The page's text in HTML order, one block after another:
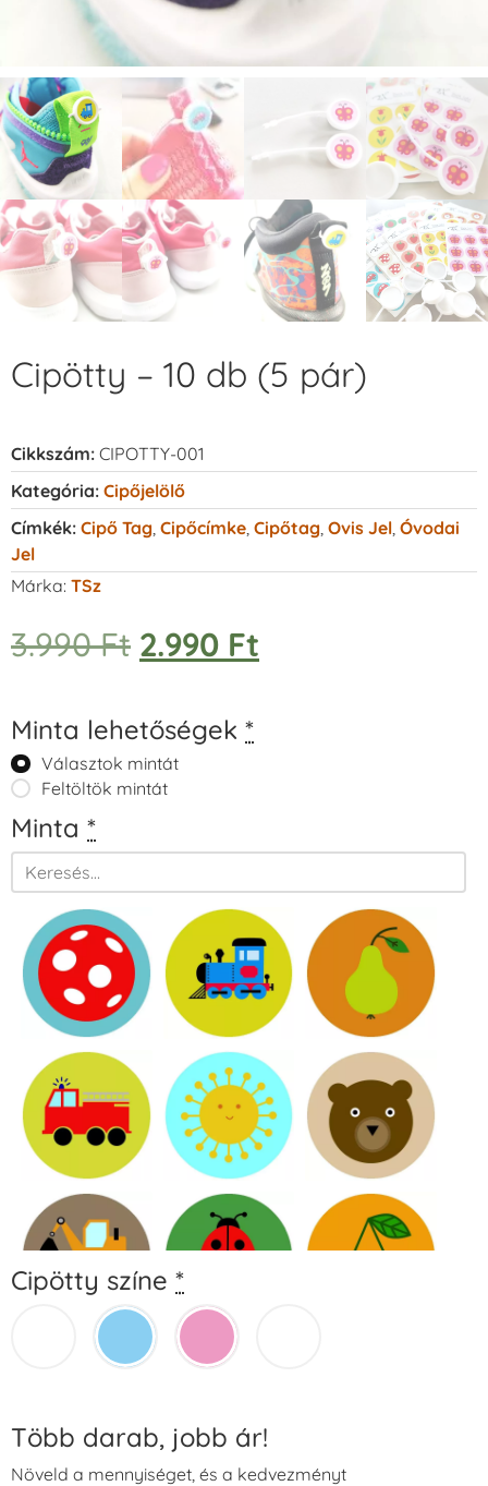
Cipötty – 10 db (5 pár)
Cikkszám: CIPOTTY-001
Kategória: Cipőjelölő
Címkék: Cipő Tag Cipőcímke Cipőtag Ovis Jel Óvodai
Jel
Márka: TSz
3.990Ft 2.990 Ft
Minta lehetőségek *
Választok mintát
Feltöltök mintát
Minta *
Cipötty színe *
Több darab, jobb ár!
Növeld a mennyiséget, és a kedvezményt